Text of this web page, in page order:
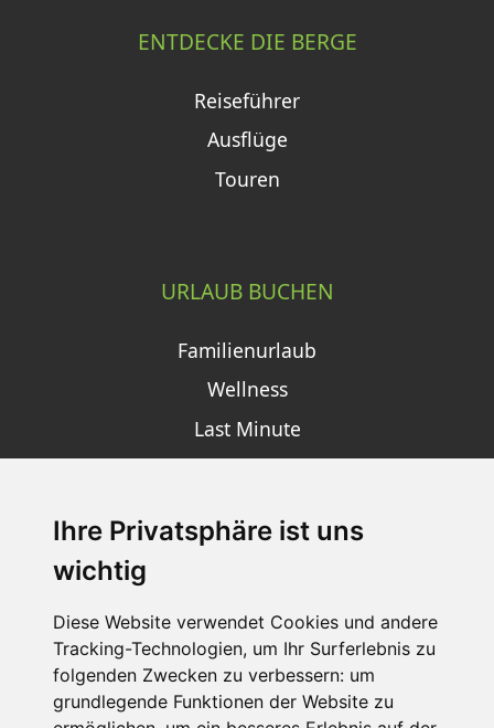
Ihre Privatsphäre ist uns
wichtig
Diese Website verwendet Cookies und andere
Tracking-Technologien, um Ihr Surferlebnis zu
folgenden Zwecken zu verbessern: um
grundlegende Funktionen der Website zu
ENTDECKE DIE BERGE
Reiseführer
Ausflüge
Touren
URLAUB BUCHEN
Familienurlaub
Wellness
Last Minute
SCHNEEHÖHEN SKI APP
Die Schneehoehen Ski APP für iOS und Android - Ein
Muss für alle Wintersportler und Schneefreaks!